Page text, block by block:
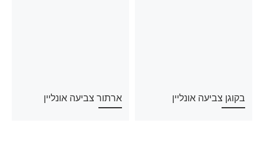
בקוגן צביעה אונליין ארתור צביעה אונליין